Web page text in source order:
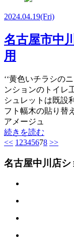
2024.04.19(Fri)
名古屋市
用
‘‘黄色いチラシの
ンションのトイレ
シュレットは既設
フト幅木の貼
アメージュ
続きを読む
<< 1 2345678 >>
名古屋中川店